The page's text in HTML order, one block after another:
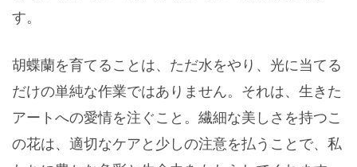
す。
胡蝶蘭を育てることは、ただ水をやり、光に当てる
だけの単純な作業ではありません。それは、生きた
アートへの愛情を注ぐこと。繊細な美しさを持つこ
の花は、適切なケアと少しの注意を払うことで、私